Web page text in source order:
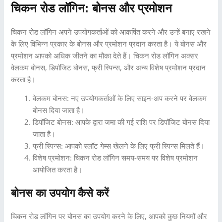
चिकन रोड लॉगिन: बोनस और प्रमोशन
चिकन रोड लॉगिन अपने उपयोगकर्ताओं को आकर्षित करने और उन्हें बनाए रखने
के लिए विभिन्न प्रकार के बोनस और प्रमोशन प्रदान करता है। ये बोनस और
प्रमोशन आपको अधिक जीतने का मौका देते हैं। चिकन रोड लॉगिन अक्सर
वेलकम बोनस, डिपॉजिट बोनस, फ्री स्पिन्स, और अन्य विशेष प्रमोशन प्रदान
करता है।
वेलकम बोनस: नए उपयोगकर्ताओं के लिए साइन-अप करने पर वेलकम
बोनस दिया जाता है।
डिपॉजिट बोनस: आपके द्वारा जमा की गई राशि पर डिपॉजिट बोनस दिया
जाता है।
फ्री स्पिन्स: आपको स्लॉट गेम्स खेलने के लिए फ्री स्पिन्स मिलते हैं।
विशेष प्रमोशन: चिकन रोड लॉगिन समय-समय पर विशेष प्रमोशन
आयोजित करता है।
बोनस का उपयोग कैसे करें
चिकन रोड लॉगिन पर बोनस का उपयोग करने के लिए, आपको कुछ नियमों और